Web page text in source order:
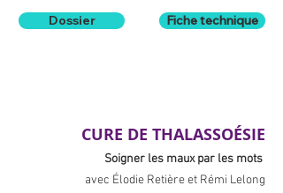
Dossier Fiche technique
CURE DE THALASSOÉSIE
Soigner les maux par les mots
avec Élodie Retière et Rémi Lelong